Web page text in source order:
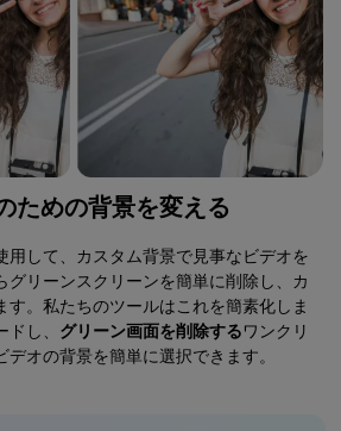
ための背景を変える
用して、カスタム背景で見事なビデオを
グリーンスクリーンを簡単に削除し、カ
す。私たちのツールはこれを簡素化しま
し、 グリーン画面を削除するワンクリ
オの背景を簡単に選択できます。